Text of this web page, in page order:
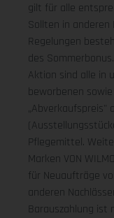
gilt für alle
Sollten in anderen
Regelungen
des
Aktion sind alle in
beworbenen sowie
„Abverkaufspreis"
Pflegemittel.
Marken VON
für Neuaufträge
anderen
Barauszahlung ist